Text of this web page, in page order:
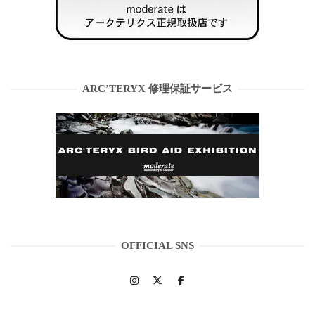
ARC’TERYX 修理保証サービス
OFFICIAL SNS